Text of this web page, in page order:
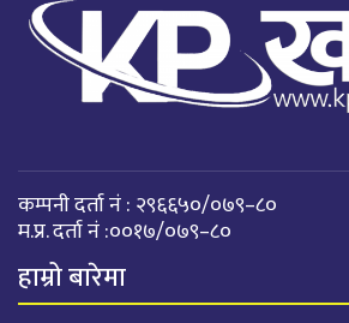
कम्पनी दर्ता नं : २९६६५०/०७९–८०
म.प्र. दर्ता नं :००१७/०७९–८०
हाम्रो बारेमा